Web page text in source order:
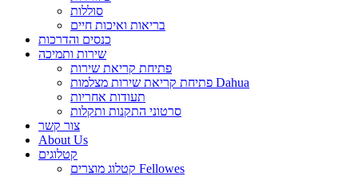
סוללות
בריאות ואיכות חיים
כנסים והדרכות
שירות ותמיכה
פתיחת קריאת שירות
פתיחת קריאת שירות מצלמות Dahua
תעודות אחריות
סרטוני התקנות ותקלות
צור קשר
About Us
קטלוגים
קטלוג מוצרים Fellowes